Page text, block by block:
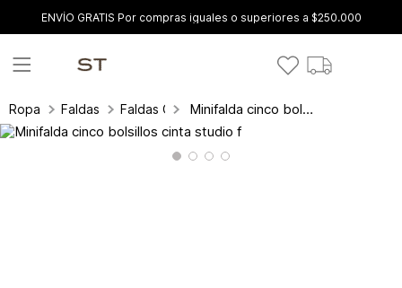
ENVÍO GRATIS Por compras iguales o superiores a $250.000
Ropa Faldas Faldas Cortas Minifalda cinco bolsillos cinta studio f